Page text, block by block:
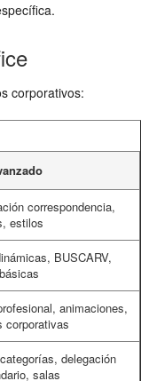
corporativos:
correspondencia,
estilos
BUSCARV,
animaciones,
corporativas
delegación
salas